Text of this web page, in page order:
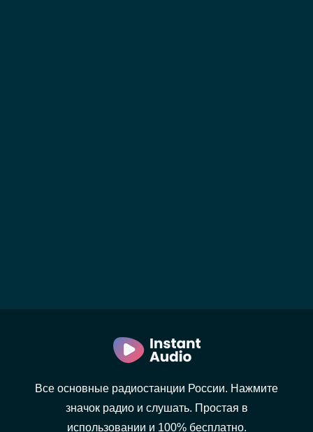
Все основные радиостанции России. Нажмите
значок радио и слушать. Простая в
использовании и 100% бесплатно.